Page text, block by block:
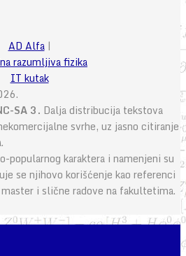
AD Alfa|
razumljiva fizika
IT kutak
SA 3. Dalja distribucija tekstova
svrhe, uz jasno citiranje
popularnog karaktera i namenjeni su
se njihovo korišćenje kao referenci
i slične radove na fakultetima.